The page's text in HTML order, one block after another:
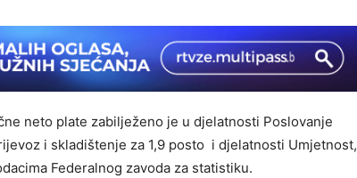
neto plate zabilježeno je u djelatnosti Poslovanje
i skladištenje za 1,9 posto i djelatnosti Umjetnost,
Federalnog zavoda za statistiku.